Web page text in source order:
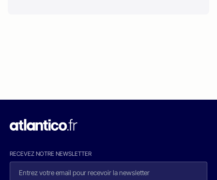
RECEVEZ NOTRE NEWSLETTER